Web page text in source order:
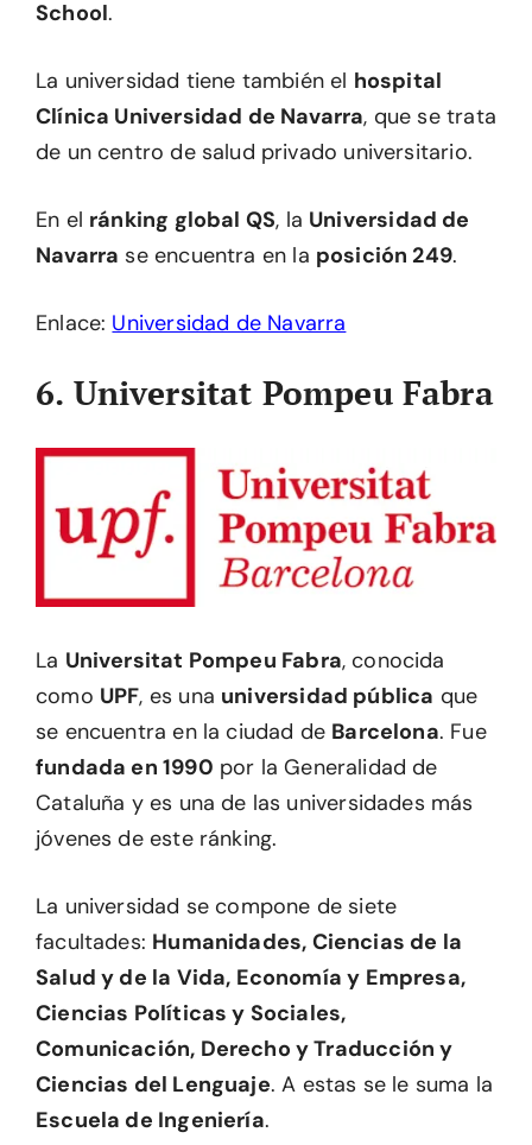
School.
La universidad tiene también el hospital
Clínica Universidad de Navarra, que se trata
de un centro de salud privado universitario.
En el ránking global QS, la Universidad de
Navarra se encuentra en la posición 249.
Enlace: Universidad de Navarra
6. Universitat Pompeu Fabra
La Universitat Pompeu Fabra, conocida
como UPF, es una universidad pública que
se encuentra en la ciudad de Barcelona. Fue
fundada en 1990 por la Generalidad de
Cataluña y es una de las universidades más
jóvenes de este ránking.
La universidad se compone de siete
facultades: Humanidades, Ciencias de la
Salud y de la Vida, Economía y Empresa,
Ciencias Políticas y Sociales,
Comunicación, Derecho y Traducción y
Ciencias del Lenguaje. A estas se le suma la
Escuela de Ingeniería.